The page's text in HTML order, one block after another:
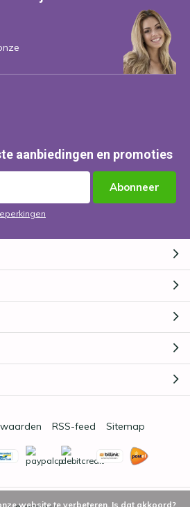
aanbiedingen en promoties
Abonneer
RSS-feed Sitemap
website te verbeteren. Is dat akkoord?